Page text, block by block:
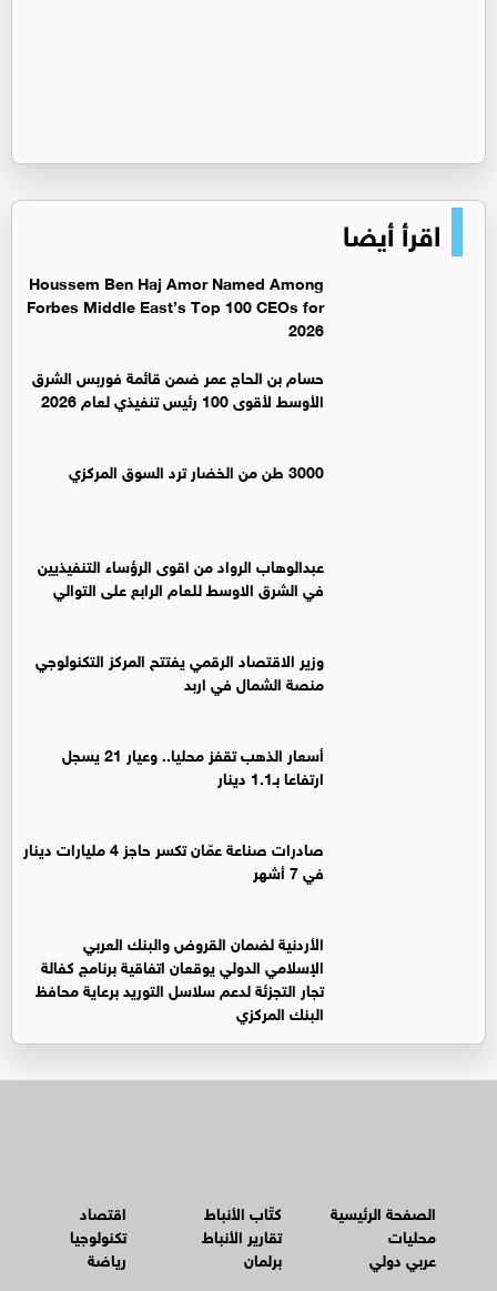
اقرأ أيضا
Houssem Ben Haj Amor Named Among
Forbes Middle East’s Top 100 CEOs for
2026
حسام بن الحاج عمر ضمن قائمة فوربس الشرق
الأوسط لأقوى 100 رئيس تنفيذي لعام 2026
3000 طن من الخضار ترد السوق المركزي
عبدالوهاب الرواد من اقوى الرؤساء التنفيذيين
في الشرق الاوسط للعام الرابع على التوالي
وزير الاقتصاد الرقمي يفتتح المركز التكنولوجي
منصة الشمال في اربد
أسعار الذهب تقفز محليا.. وعيار 21 يسجل
ارتفاعا بـ1.1 دينار
صادرات صناعة عمّان تكسر حاجز 4 مليارات دينار
في 7 أشهر
الأردنية لضمان القروض والبنك العربي
الإسلامي الدولي يوقعان اتفاقية برنامج كفالة
تجار التجزئة لدعم سلاسل التوريد برعاية محافظ
البنك المركزي
الصفحة الرئيسية
محليات
عربي دولي
كتّاب الأنباط
تقارير الأنباط
برلمان
اقتصاد
تكنولوجيا
رياضة